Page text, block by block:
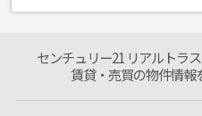
センチュリー21 リアルトラ
賃貸・売買の物件情報